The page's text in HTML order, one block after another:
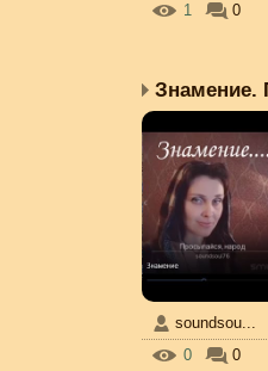
1
0
soundsou...
0
0